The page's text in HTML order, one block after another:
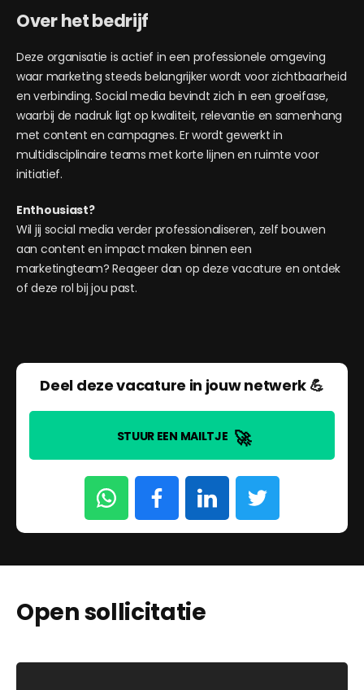
Over het bedrijf
Deze organisatie is actief in een professionele omgeving
waar marketing steeds belangrijker wordt voor zichtbaarheid
en verbinding. Social media bevindt zich in een groeifase,
waarbij de nadruk ligt op kwaliteit, relevantie en samenhang
met content en campagnes. Er wordt gewerkt in
multidisciplinaire teams met korte lijnen en ruimte voor
initiatief.
Enthousiast?
Wil jij social media verder professionaliseren, zelf bouwen
aan content en impact maken binnen een
marketingteam? Reageer dan op deze vacature en ontdek
of deze rol bij jou past.
Deel deze vacature in jouw netwerk 💪
STUUR EEN MAILTJE 🚀
Open sollicitatie